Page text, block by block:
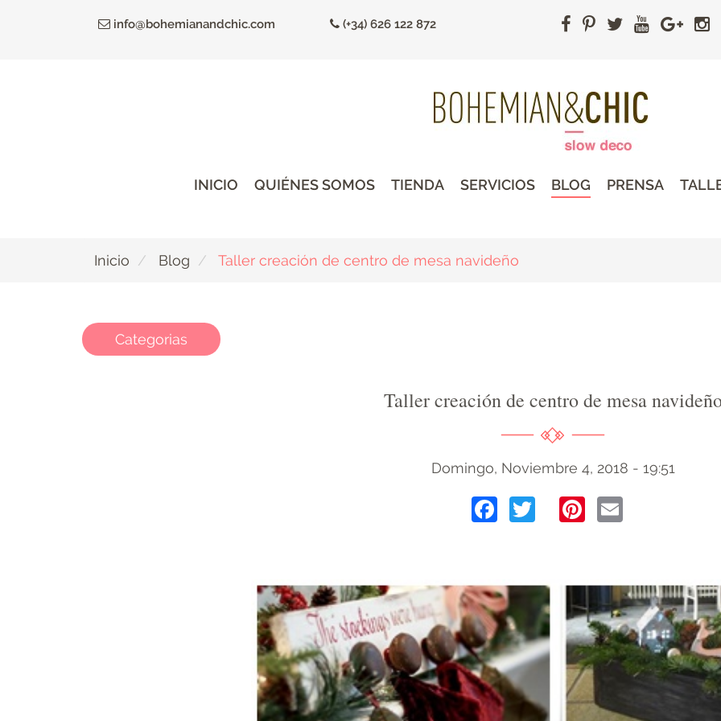
info@bohemianandchic.com (+34) 626 122 872
INICIO QUIÉNES SOMOS TIENDA SERVICIOS BLOG PRENSA
Inicio Blog Taller creación de centro de mesa navideño
Categorias
Taller creación de centro de mesa
Domingo, Noviembre 4, 2018 - 19:51
Facebook
TwitterPinterest
Email